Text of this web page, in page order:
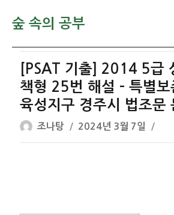
숲 속의 공부
[PSAT 기출] 2014 5급
책형 25번 해설 – 특별보
육성지구 경주시 법조문
글
쓴
조나탕
작
성
2024년 3월 7일